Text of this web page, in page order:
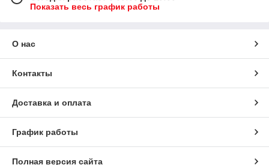
Показать весь график работы
О нас
Контакты
Доставка и оплата
График работы
Полная версия сайта